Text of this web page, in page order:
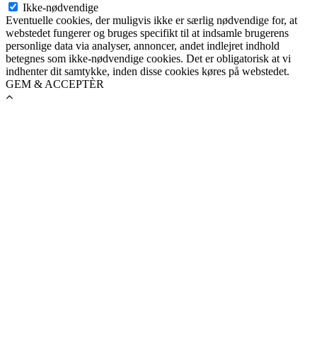
Ikke-nødvendige
Eventuelle cookies, der muligvis ikke er særlig nødvendige for, at
webstedet fungerer og bruges specifikt til at indsamle brugerens
personlige data via analyser, annoncer, andet indlejret indhold
betegnes som ikke-nødvendige cookies. Det er obligatorisk at vi
indhenter dit samtykke, inden disse cookies køres på webstedet.
GEM & ACCEPTÈR